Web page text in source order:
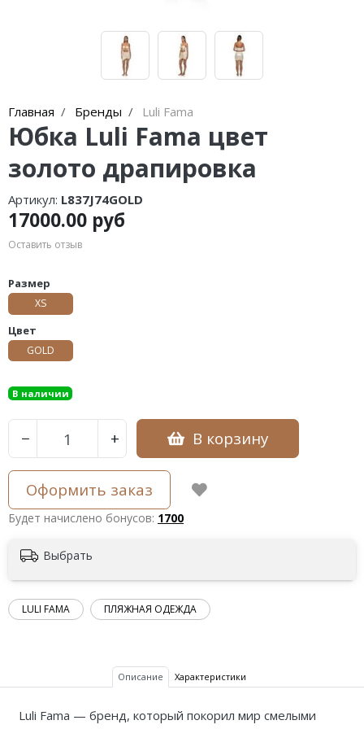
Главная Бренды Luli Fama
Юбка Luli Fama цвет
золото драпировка
Артикул: L837J74GOLD
17000.00 руб
Оставить отзыв
Размер
XS
Цвет
GOLD
В наличии
− + В корзину
Оформить заказ
Будет начислено бонусов: 1700
Выбрать
LULI FAMA ПЛЯЖНАЯ ОДЕЖДА
Описание Характеристики
Luli Fama — бренд, который покорил мир смелыми